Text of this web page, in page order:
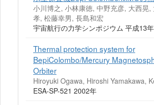
小川博之, 小林康徳, 中野充彦, 大西晃,
孝, 松藤幸男, 長島和宏
宇宙航行の力学シンポジウム 平成13
Thermal protection system for
BepiColombo/Mercury
Orbiter
Hiroyuki Ogawa, Hiroshi Yamakawa,
ESA-SP-521 2002年